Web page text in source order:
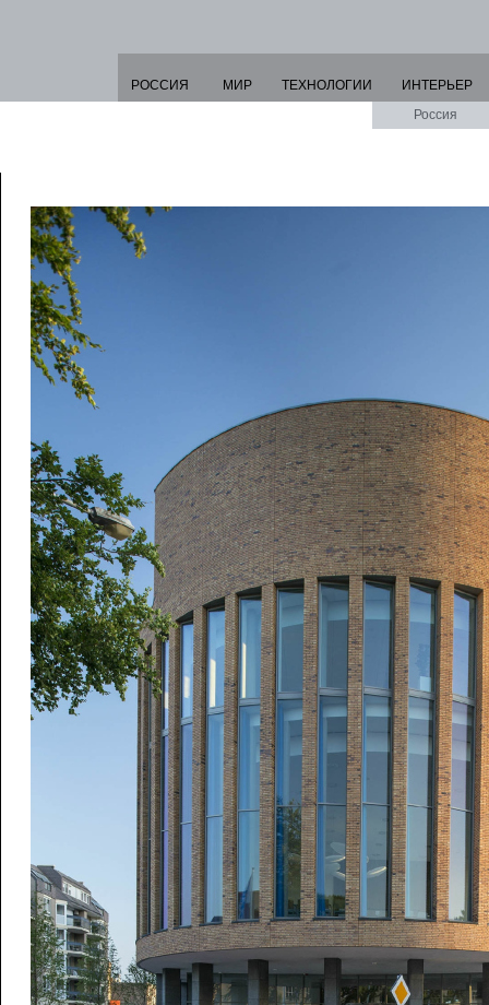
РОССИЯ МИР ТЕХНОЛОГИИ
ИНТЕРЬЕР
Россия